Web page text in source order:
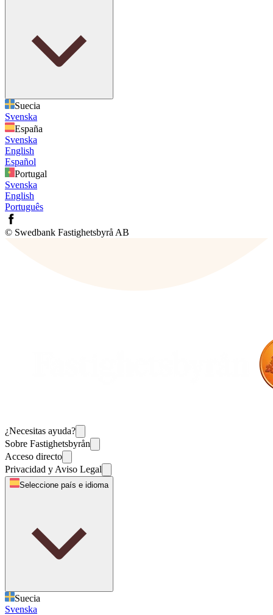
Suecia
Svenska
España
Svenska
English
Español
Portugal
Svenska
English
Português
© Swedbank Fastighetsbyrå AB
¿Necesitas ayuda?
Sobre Fastighetsbyrån
Acceso directo
Privacidad y Aviso Legal
Seleccione país e idioma
Suecia
Svenska